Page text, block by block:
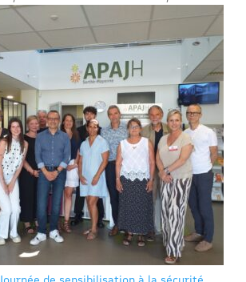
Journée de sensibilisation à la sécurité